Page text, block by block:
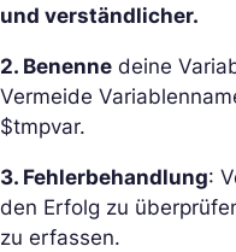
und verständlicher.
2. Benenne deine
Vermeide
$tmpvar.
3. Fehlerbehandlung:
den Erfolg zu
zu erfassen.